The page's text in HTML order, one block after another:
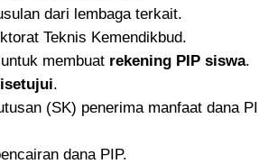
dari lembaga terkait.
Teknis Kemendikbud.
membuat rekening PIP siswa.
.
(SK) penerima manfaat dana
dana PIP.